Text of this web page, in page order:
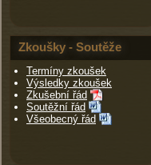
Zkoušky - Soutěže
Termíny zkoušek
Výsledky zkoušek
Zkušební řád
Soutěžní řád
Všeobecný řád